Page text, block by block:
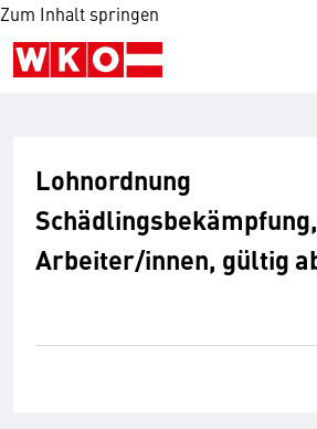
Zum Inhalt springen
Lohnordnung
Schädlingsbekämpfung,
Arbeiter/innen, gültig